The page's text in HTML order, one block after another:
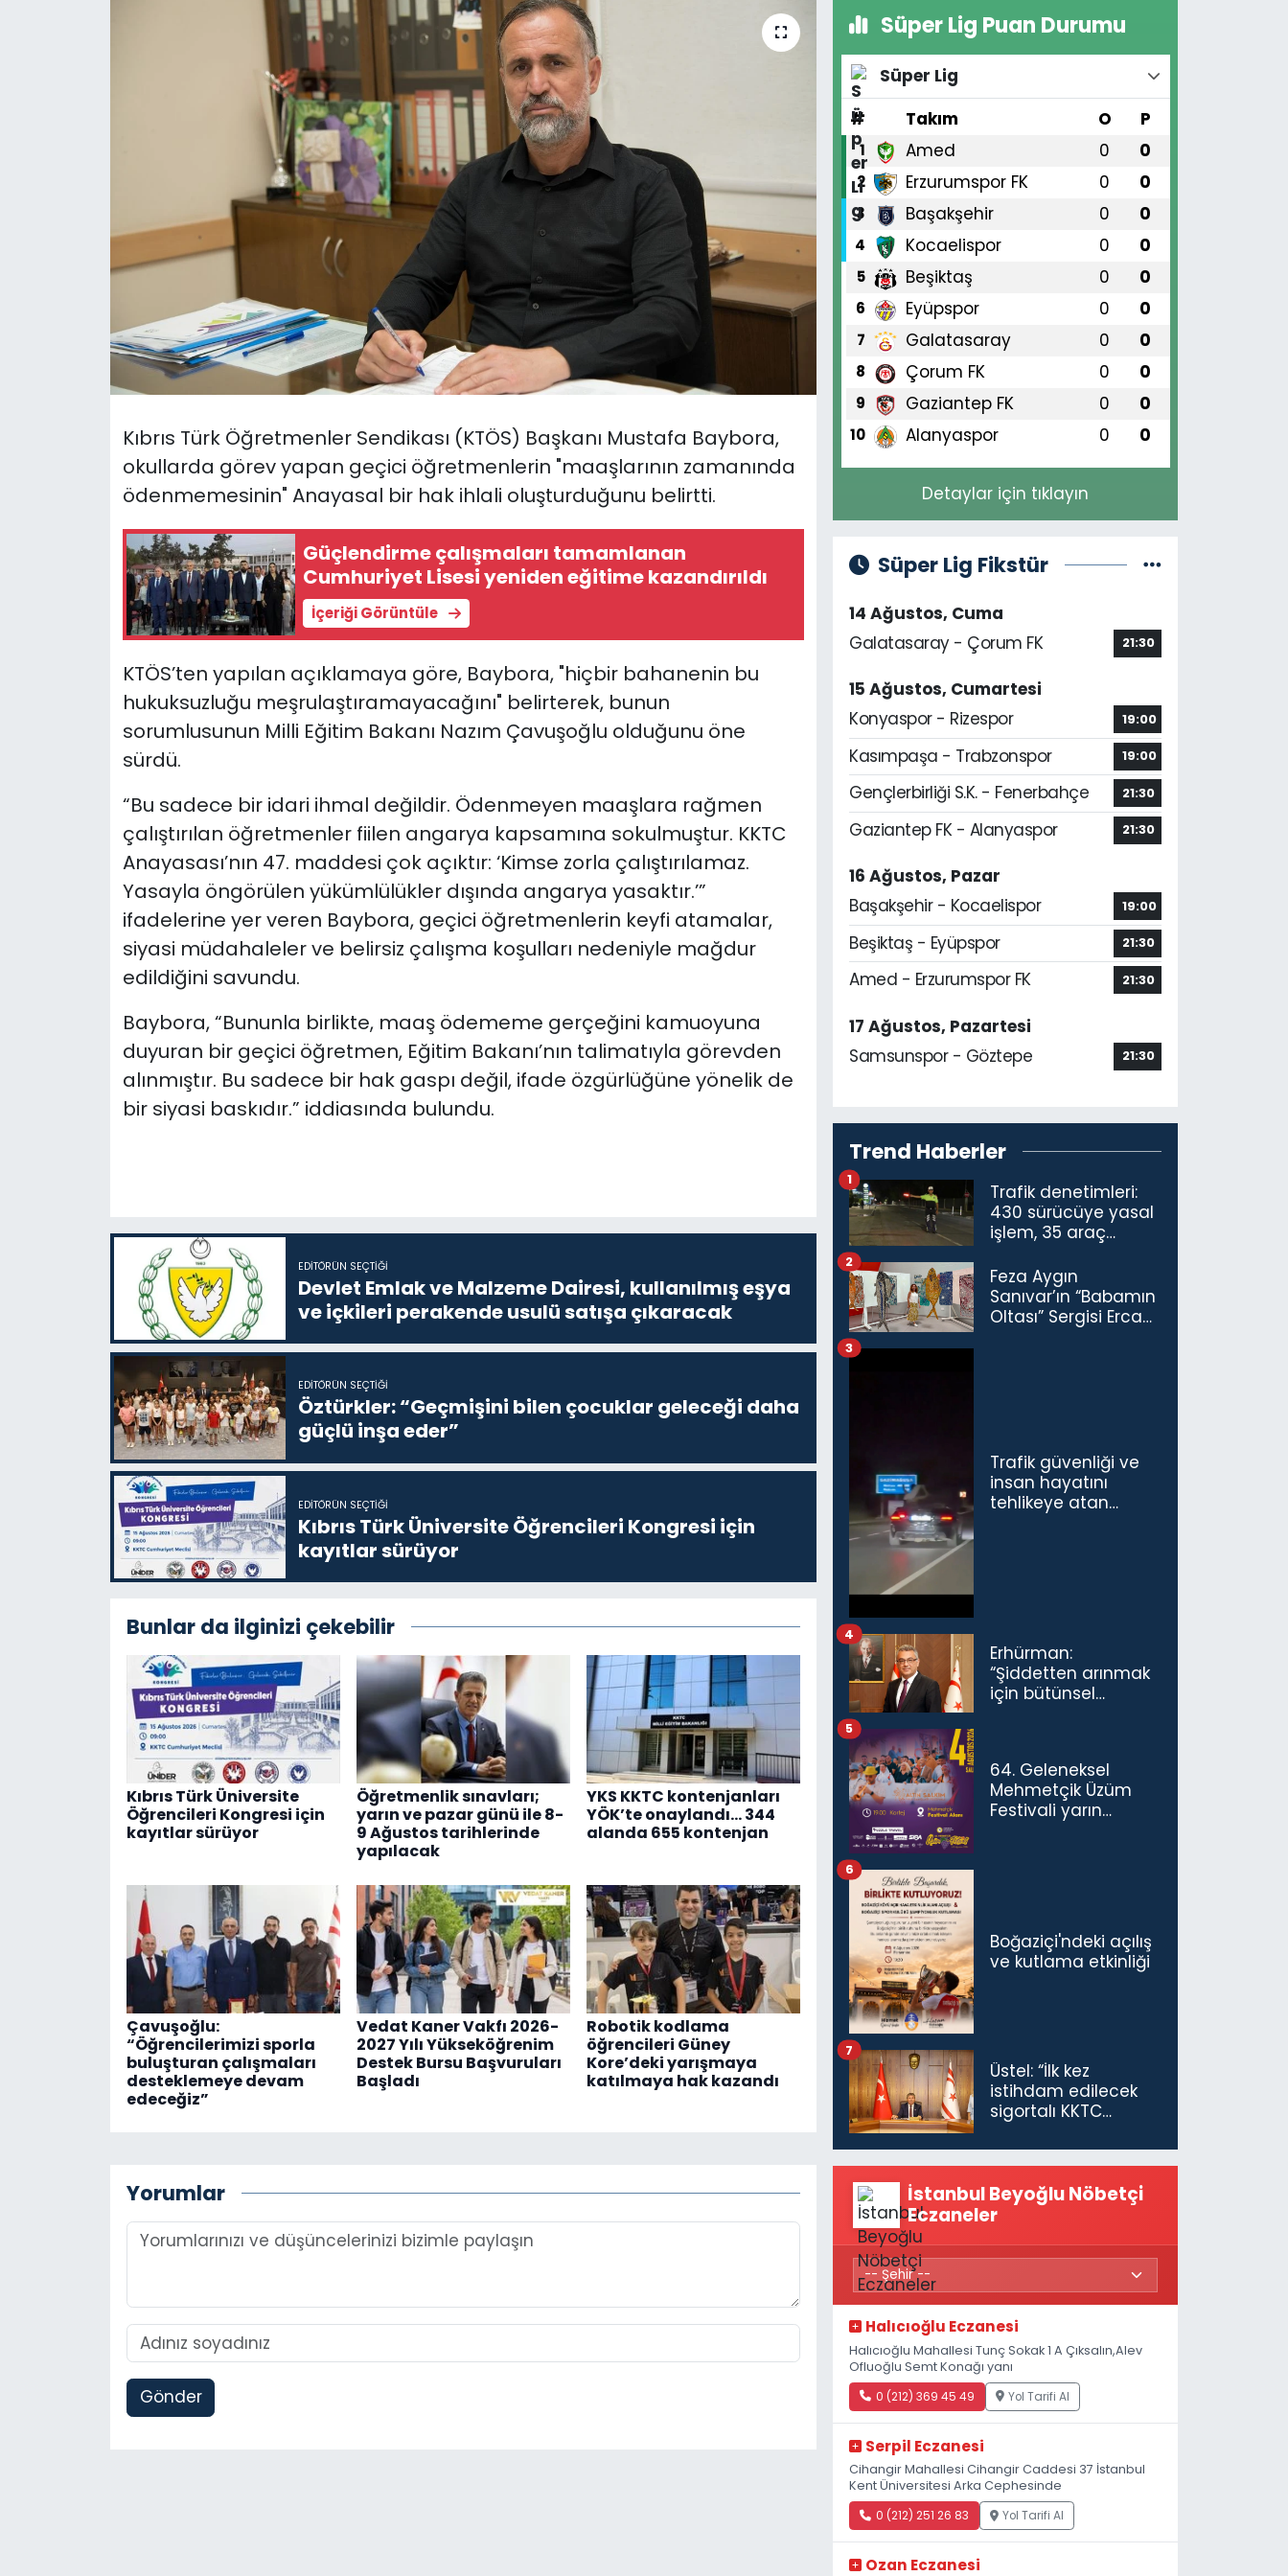
Kıbrıs Türk Öğretmenler Sendikası (KTÖS) Başkanı Mustafa Baybora,
okullarda görev yapan geçici öğretmenlerin "maaşlarının zamanında
ödenmemesinin" Anayasal bir hak ihlali oluşturduğunu belirtti.
Güçlendirme çalışmaları tamamlanan
Cumhuriyet Lisesi yeniden eğitime kazandırıldı
İçeriği Görüntüle
KTÖS’ten yapılan açıklamaya göre, Baybora, "hiçbir bahanenin bu
hukuksuzluğu meşrulaştıramayacağını" belirterek, bunun
sorumlusunun Milli Eğitim Bakanı Nazım Çavuşoğlu olduğunu öne
sürdü.
“Bu sadece bir idari ihmal değildir. Ödenmeyen maaşlara rağmen
çalıştırılan öğretmenler fiilen angarya kapsamına sokulmuştur. KKTC
Anayasası’nın 47. maddesi çok açıktır: ‘Kimse zorla çalıştırılamaz.
Yasayla öngörülen yükümlülükler dışında angarya yasaktır.’”
ifadelerine yer veren Baybora, geçici öğretmenlerin keyfi atamalar,
siyasi müdahaleler ve belirsiz çalışma koşulları nedeniyle mağdur
edildiğini savundu.
Baybora, “Bununla birlikte, maaş ödememe gerçeğini kamuoyuna
duyuran bir geçici öğretmen, Eğitim Bakanı’nın talimatıyla görevden
alınmıştır. Bu sadece bir hak gaspı değil, ifade özgürlüğüne yönelik de
bir siyasi baskıdır.” iddiasında bulundu.
EDITÖRÜN SEÇTIĞI
Devlet Emlak ve Malzeme Dairesi, kullanılmış eşya
ve içkileri perakende usulü satışa çıkaracak
EDITÖRÜN SEÇTIĞI
Öztürkler: “Geçmişini bilen çocuklar geleceği daha
güçlü inşa eder”
EDITÖRÜN SEÇTIĞI
Kıbrıs Türk Üniversite Öğrencileri Kongresi için
kayıtlar sürüyor
Bunlar da ilginizi çekebilir
Kıbrıs Türk Üniversite
Öğrencileri Kongresi için
kayıtlar sürüyor
Öğretmenlik sınavları;
yarın ve pazar günü ile 8-
9 Ağustos tarihlerinde
yapılacak
YKS KKTC kontenjanları
YÖK’te onaylandı... 344
alanda 655 kontenjan
Çavuşoğlu:
“Öğrencilerimizi sporla
buluşturan çalışmaları
desteklemeye devam
edeceğiz”
Vedat Kaner Vakfı 2026-
2027 Yılı Yükseköğrenim
Destek Bursu Başvuruları
Başladı
Robotik kodlama
öğrencileri Güney
Kore’deki yarışmaya
katılmaya hak kazandı
Yorumlar
Gönder
Süper Lig Puan Durumu
Süper Lig
#
Takım O P
1 Amed 0 0
2 Erzurumspor FK 0 0
3 Başakşehir 0 0
4 Kocaelispor 0 0
5 Beşiktaş 0 0
6 Eyüpspor 0 0
7 Galatasaray 0 0
8 Çorum FK 0 0
9 Gaziantep FK 0 0
10 Alanyaspor 0 0
Detaylar için tıklayın
Süper Lig Fikstür
14 Ağustos, Cuma
Galatasaray - Çorum FK
21:30
15 Ağustos, Cumartesi
Konyaspor - Rizespor
19:00
Kasımpaşa - Trabzonspor 19:00
Gençlerbirliği S.K. - Fenerbahçe 21:30
Gaziantep FK - Alanyaspor 21:30
16 Ağustos, Pazar
Başakşehir - Kocaelispor
19:00
Beşiktaş - Eyüpspor 21:30
Amed - Erzurumspor FK 21:30
17 Ağustos, Pazartesi
Samsunspor - Göztepe
21:30
Trend Haberler
Trafik denetimleri:
430 sürücüye yasal
işlem, 35 araç
1
Feza Aygın
Sanıvar’ın “Babamın
Oltası” Sergisi Ercan
2
Trafik güvenliği ve
insan hayatını
tehlikeye atan
3
Erhürman:
“Şiddetten arınmak
için bütünsel
4
64. Geleneksel
Mehmetçik Üzüm
Festivali yarın
5
Boğaziçi'ndeki açılış
ve kutlama etkinliği
6
Üstel: “İlk kez
istihdam edilecek
sigortalı KKTC
maaş desteğini 35
bin TL'ye çıkardık”
7
İstanbul Beyoğlu Nöbetçi
Eczaneler
Halıcıoğlu Eczanesi
Halıcıoğlu Mahallesi Tunç Sokak 1 A Çıksalın,Alev
Ofluoğlu Semt Konağı yanı
0 (212) 369 45 49 Yol Tarifi Al
Serpil Eczanesi
Cihangir Mahallesi Cihangir Caddesi 37 İstanbul
Kent Üniversitesi Arka Cephesinde
0 (212) 251 26 83 Yol Tarifi Al
Ozan Eczanesi
Magazin
Nöbetçi Eczaneler
Otomobil Dünyası
Teknoloji
Video Galeri
Yazarlar